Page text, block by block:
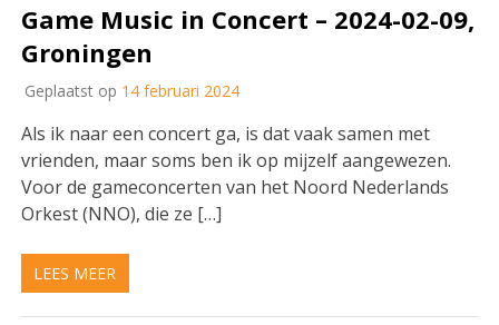
Game Music in Concert – 2024-02-09,
Groningen
Geplaatst op 14 februari 2024
Als ik naar een concert ga, is dat vaak samen met
vrienden, maar soms ben ik op mijzelf aangewezen.
Voor de gameconcerten van het Noord Nederlands
Orkest (NNO), die ze […]
LEES MEER